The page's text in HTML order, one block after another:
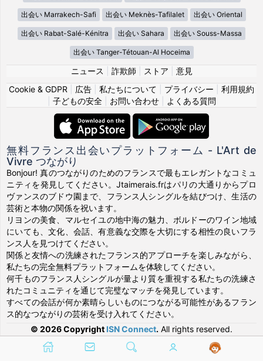
出会い Marrakech-Safi 出会い Meknès-Tafilalet 出会い Oriental
出会い Rabat-Salé-Kénitra 出会い Sahara 出会い Souss-Massa
出会い Tanger-Tétouan-Al Hoceima
ニュース 詐欺師 ストア
意見
Cookie & GDPR
広告 私たちについて プライバシー
利用規約
子どもの安全| お問い合わせ| よくある質問
無料フランス出会いプラットフォーム - L'Art de
Vivre つながり
Bonjour! 真のつながりのためのフランスで最もエレガントなコミュ
ニティを発見してください。Jtaimerais.frはパリの大通りからプロ
ヴァンスのブドウ園まで、フランス人シングルを結びつけ、生活の
芸術と本物の関係を祝います。
リヨンの美食、マルセイユの地中海の魅力、ボルドーのワイン地域
にいても、文化、会話、有意義な交際を大切にする相性の良いフラ
ンス人を見つけてください。
関係と友情への洗練されたフランス的アプローチを楽しみながら、
私たちの完全無料プラットフォームを体験してください。
何千ものフランス人シングルが量より質を重視する私たちの洗練さ
れたコミュニティを通じて完璧なマッチを発見しています。
すべての会話が何か素晴らしいものにつながる可能性があるフラン
ス的なつながりの芸術を受け入れてください。
© 2026 Copyright ISN Connect. All rights reserved.